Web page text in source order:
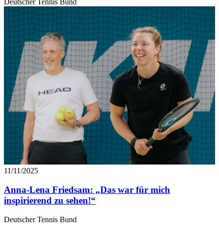
Deutscher Tennis Bund
11/11/2025
Anna-Lena Friedsam: „Das war für mich
inspirierend zu sehen!“
Deutscher Tennis Bund